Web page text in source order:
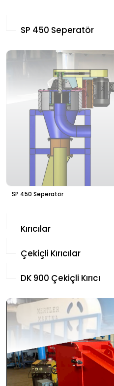
SP 450 Seperatör
SP 450 Seperatör
Kırıcılar
Çekiçli Kırıcılar
DK 900 Çekiçli Kırıcı